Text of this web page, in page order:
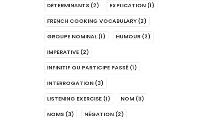
DÉTERMINANTS (2) EXPLICATION (1)
FRENCH COOKING VOCABULARY (2)
GROUPE NOMINAL (1) HUMOUR (2)
IMPERATIVE (2)
INFINITIF OU PARTICIPE PASSÉ (1)
INTERROGATION (3)
LISTENING EXERCISE (1) NOM (3)
NOMS (3) NÉGATION (2)